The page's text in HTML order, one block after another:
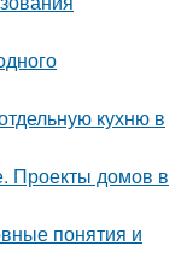
кухню в
Проекты домов в
понятия и